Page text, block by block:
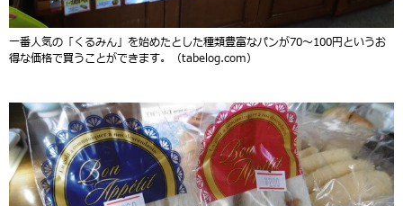
一番人気の「くるみん」を始めたとした種類豊富なパンが70～100円というお
得な価格で買うことができます。（tabelog.com）